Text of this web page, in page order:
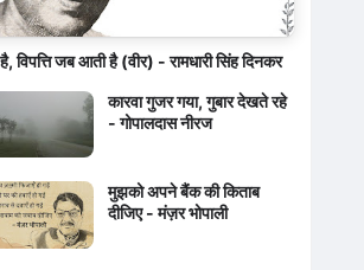
विपत्ति जब आती है (वीर) - रामधारी सिंह दिनकर
कारवा गुजर गया, गुबार देखते रहे
- गोपालदास नीरज
मुझको अपने बैंक की किताब
दीजिए - मंज़र भोपाली